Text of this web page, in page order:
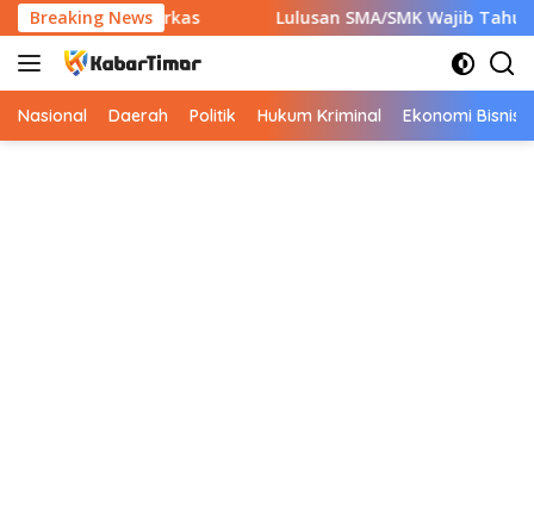
Langsung
ke
konten
Breaking News
7 Berkas Lulusan SMA/SMK Wajib Tahu! Ini 9
Nasional Daerah Politik Hukum Kriminal Ekonomi Bisnis